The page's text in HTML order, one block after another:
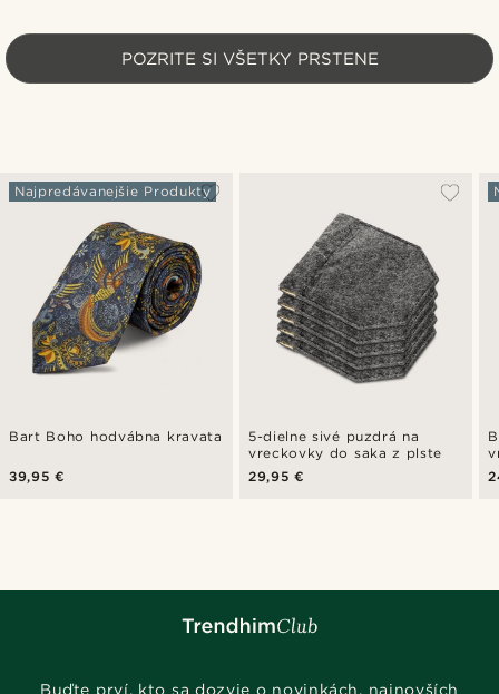
POZRITE SI VŠETKY PRSTENE
Bart Boho hodvábna kravata
Najpredávanejšie Produkty
39,95 €
5-dielne sivé puzdrá na
vreckovky do saka z plste
29,95 €
Buďte prví, kto sa dozvie o novinkách, najnovších